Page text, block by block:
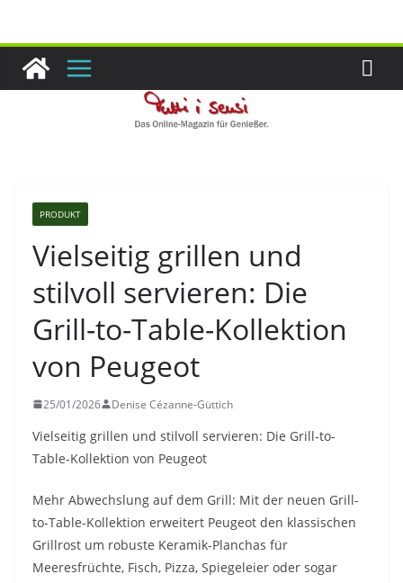
springen
PRODUKT
Vielseitig grillen und
stilvoll servieren: Die
Grill-to-Table-Kollektion
von Peugeot
25/01/2026 Denise Cézanne-Güttich
Vielseitig grillen und stilvoll servieren: Die Grill-to-
Table-Kollektion von Peugeot
Mehr Abwechslung auf dem Grill: Mit der neuen Grill-
to-Table-Kollektion erweitert Peugeot den klassischen
Grillrost um robuste Keramik-Planchas für
Meeresfrüchte, Fisch, Pizza, Spiegeleier oder sogar